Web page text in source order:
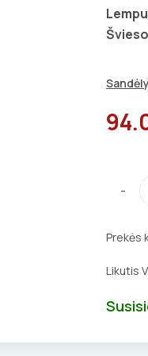
-
Prekės
Likutis